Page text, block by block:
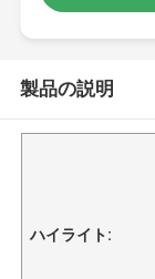
製品の説明
ハイライト: